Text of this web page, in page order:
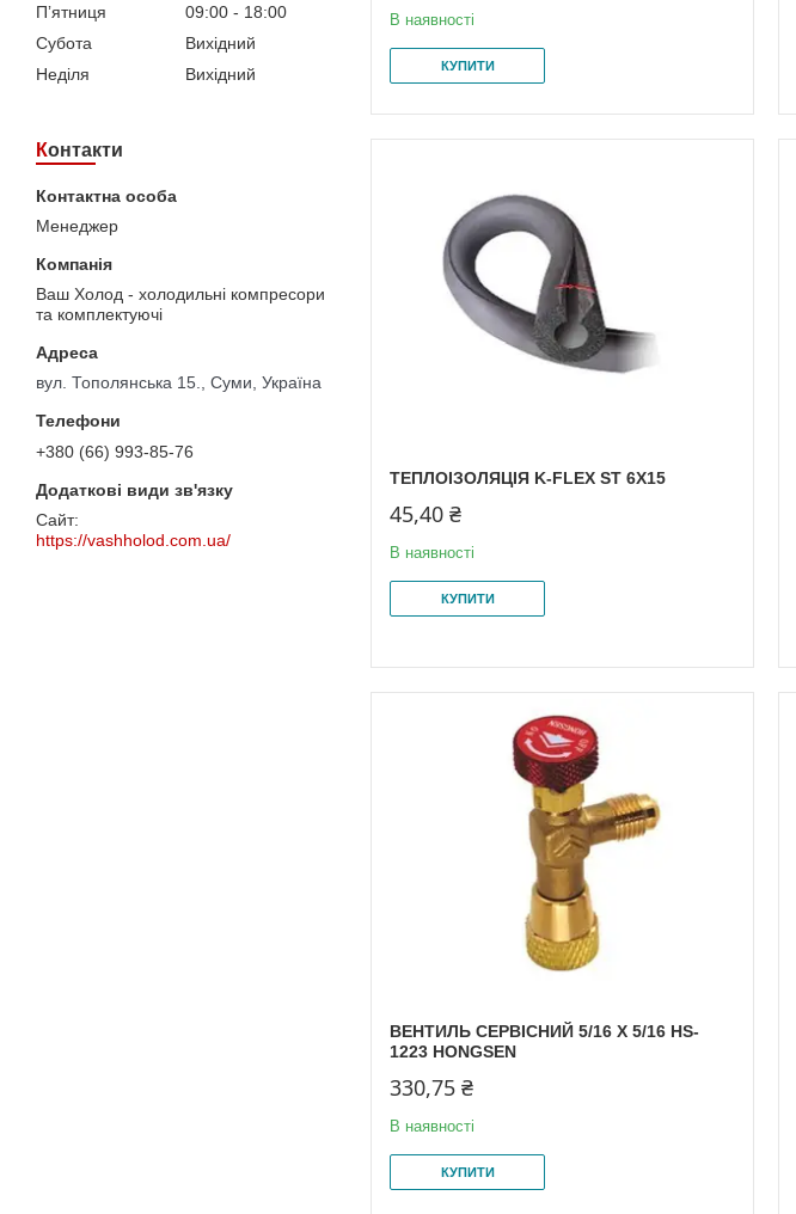
Пʼятниця
09:00
18:00
Субота
Вихідний
Неділя
Вихідний
Контакти
Менеджер
Ваш Холод - холодильні компресори
та комплектуючі
вул. Тополянська 15., Суми, Україна
+380 (66) 993-85-76
https://vashholod.com.ua/
В наявності
КУПИТИ
ТЕПЛОІЗОЛЯЦІЯ K-FLEX ST 6X15
45,40 ₴
В наявності
КУПИТИ
ВЕНТИЛЬ СЕРВІСНИЙ 5/16 X 5/16 HS-
1223 HONGSEN
330,75 ₴
В наявності
КУПИТИ